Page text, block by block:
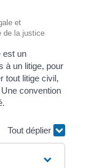
et
de la justice
est un
à un litige, pour
tout litige civil,
convention
Tout déplier